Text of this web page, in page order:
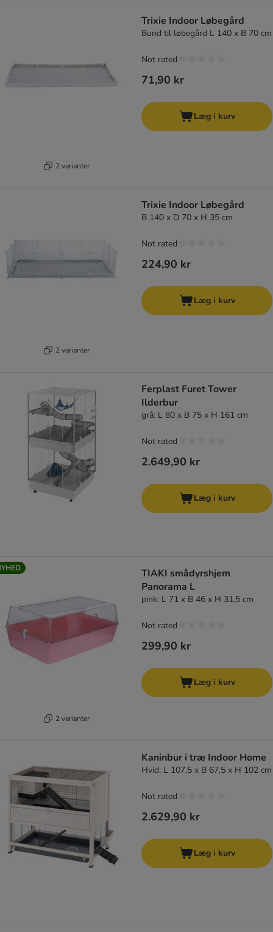
2 varianter
Trixie Indoor Løbegård
Bund til løbegård L 140 x B 70 cm
71,90 kr
Not rated
Læg i kurv
2 varianter
Trixie Indoor Løbegård
B 140 x D 70 x H 35 cm
224,90 kr
Not rated
Læg i kurv
Ferplast Furet Tower
Ilderbur
grå: L 80 x B 75 x H 161 cm
2.649,90 kr
Not rated
Læg i kurv
2 varianter
TIAKI smådyrshjem
Panorama L
pink: L 71 x B 46 x H 31,5 cm
299,90 kr
Not rated
Læg i kurv
Kaninbur i træ Indoor Home
Hvid: L 107,5 x B 67,5 x H 102 cm
2.629,90 kr
Not rated
Læg i kurv